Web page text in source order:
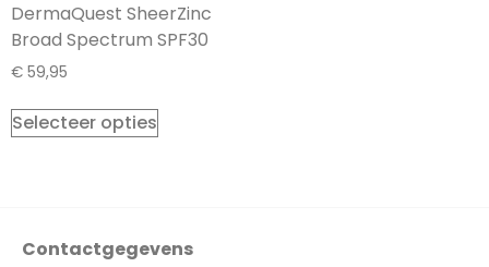
DermaQuest SheerZinc
Broad Spectrum SPF30
€ 59,95
Selecteer opties
Contactgegevens